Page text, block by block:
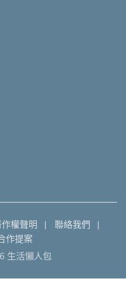
作權聲明
聯絡我們
作提案
生活懶人包